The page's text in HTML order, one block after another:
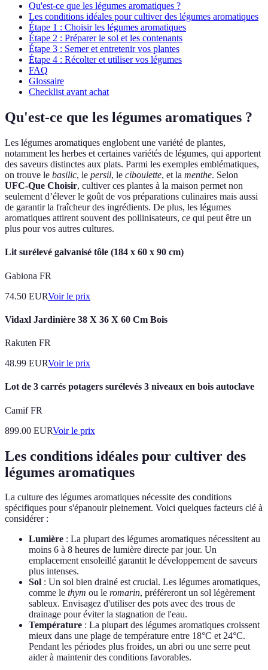
Qu'est-ce que les légumes aromatiques ?
Les conditions idéales pour cultiver des légumes aromatiques
Étape 1 : Choisir les légumes aromatiques
Étape 2 : Préparer le sol et les contenants
Étape 3 : Semer et entretenir vos plantes
Étape 4 : Récolter et utiliser vos légumes
FAQ
Glossaire
Checklist avant achat
Qu'est-ce que les légumes aromatiques ?
Les légumes aromatiques englobent une variété de plantes,
notamment les herbes et certaines variétés de légumes, qui apportent
des saveurs distinctes aux plats. Parmi les exemples emblématiques,
on trouve le basilic, le persil, le ciboulette, et la menthe. Selon
UFC-Que Choisir, cultiver ces plantes à la maison permet non
seulement d’élever le goût de vos préparations culinaires mais aussi
de garantir la fraîcheur des ingrédients. De plus, les légumes
aromatiques attirent souvent des pollinisateurs, ce qui peut être un
plus pour vos autres cultures.
Lit surélevé galvanisé tôle (184 x 60 x 90 cm)
Gabiona FR
74.50 EURVoir le prix
Vidaxl Jardinière 38 X 36 X 60 Cm Bois
Rakuten FR
48.99 EURVoir le prix
Lot de 3 carrés potagers surélevés 3 niveaux en bois autoclave
Camif FR
899.00 EURVoir le prix
Les conditions idéales pour cultiver des
légumes aromatiques
La culture des légumes aromatiques nécessite des conditions
spécifiques pour s'épanouir pleinement. Voici quelques facteurs clé à
considérer :
Lumière : La plupart des légumes aromatiques nécessitent au
moins 6 à 8 heures de lumière directe par jour. Un
emplacement ensoleillé garantit le développement de saveurs
plus intenses.
Sol : Un sol bien drainé est crucial. Les légumes aromatiques,
comme le thym ou le romarin, préféreront un sol légèrement
sableux. Envisagez d'utiliser des pots avec des trous de
drainage pour éviter la stagnation de l'eau.
Température : La plupart des légumes aromatiques croissent
mieux dans une plage de température entre 18°C et 24°C.
Pendant les périodes plus froides, un abri ou une serre peut
aider à maintenir des conditions favorables.